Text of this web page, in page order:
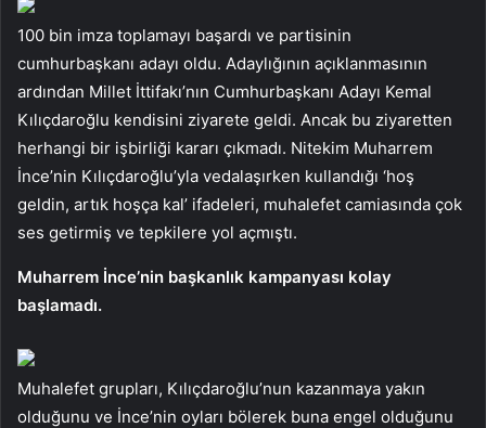
100 bin imza toplamayı başardı ve partisinin
cumhurbaşkanı adayı oldu. Adaylığının açıklanmasının
ardından Millet İttifakı’nın Cumhurbaşkanı Adayı Kemal
Kılıçdaroğlu kendisini ziyarete geldi. Ancak bu ziyaretten
herhangi bir işbirliği kararı çıkmadı. Nitekim Muharrem
İnce’nin Kılıçdaroğlu’yla vedalaşırken kullandığı ‘hoş
geldin, artık hoşça kal’ ifadeleri, muhalefet camiasında çok
ses getirmiş ve tepkilere yol açmıştı.
Muharrem İnce’nin başkanlık kampanyası kolay
başlamadı.
Muhalefet grupları, Kılıçdaroğlu’nun kazanmaya yakın
olduğunu ve İnce’nin oyları bölerek buna engel olduğunu